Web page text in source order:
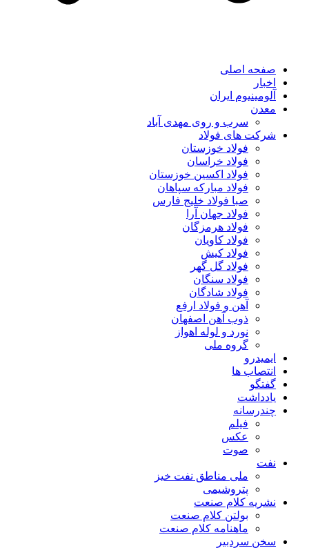
صفحه اصلی
اخبار
آلومینیوم ایران
معدن
سرب و روی مهدی آباد
شرکت های فولاد
فولاد خوزستان
فولاد خراسان
فولاد اکسین خوزستان
فولاد مبارکه سپاهان
صبا فولاد خلیج فارس
فولاد جهان آرا
فولاد هرمزگان
فولاد کاویان
فولاد کیش
فولاد گل گهر
فولاد سنگان
فولاد شادگان
آهن و فولاد ارفع
ذوب آهن اصفهان
نورد و لوله اهواز
گروه ملی
ایمیدرو
انتصاب ها
گفتگو
یادداشت
چندرسانه
فیلم
عکس
صوت
نفت
ملی مناطق نفت خیز
پتروشیمی
نشریه کلام صنعت
بولتن کلام صنعت
ماهنامه کلام صنعت
سخن سردبیر